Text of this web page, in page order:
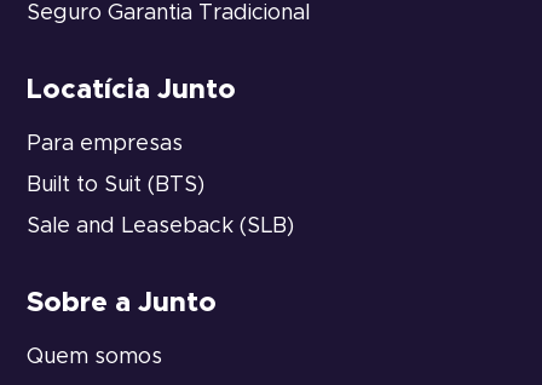
Seguro Garantia Tradicional
Locatícia Junto
Para empresas
Built to Suit (BTS)
Sale and Leaseback (SLB)
Sobre a Junto
Quem somos